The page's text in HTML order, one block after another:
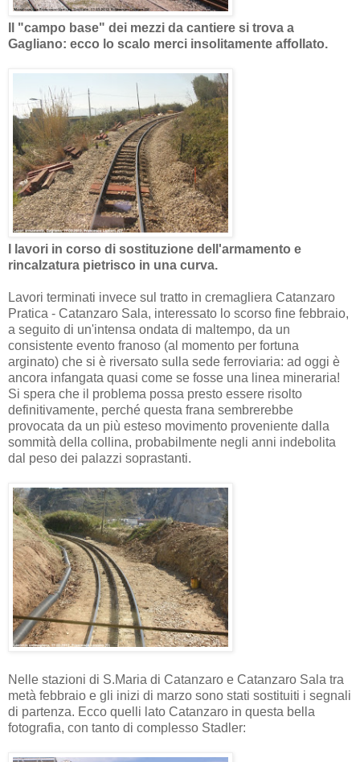
Il "campo base" dei mezzi da cantiere si trova a
Gagliano: ecco lo scalo merci insolitamente affollato.
I lavori in corso di sostituzione dell'armamento e
rincalzatura pietrisco in una curva.
Lavori terminati invece sul tratto in cremagliera Catanzaro
Pratica - Catanzaro Sala, interessato lo scorso fine febbraio,
a seguito di un'intensa ondata di maltempo, da un
consistente evento franoso (al momento per fortuna
arginato) che si è riversato sulla sede ferroviaria: ad oggi è
ancora infangata quasi come se fosse una linea mineraria!
Si spera che il problema possa presto essere risolto
definitivamente, perché questa frana sembrerebbe
provocata da un più esteso movimento proveniente dalla
sommità della collina, probabilmente negli anni indebolita
dal peso dei palazzi soprastanti.
Nelle stazioni di S.Maria di Catanzaro e Catanzaro Sala tra
metà febbraio e gli inizi di marzo sono stati sostituiti i segnali
di partenza. Ecco quelli lato Catanzaro in questa bella
fotografia, con tanto di complesso Stadler: